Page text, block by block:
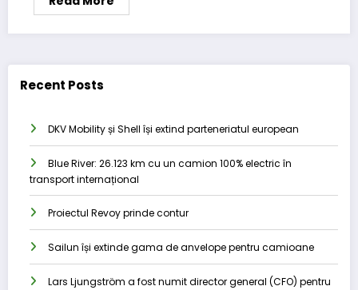
Recent Posts
DKV Mobility și Shell își extind parteneriatul european
Blue River: 26.123 km cu un camion 100% electric în
transport internațional
Proiectul Revoy prinde contur
Sailun își extinde gama de anvelope pentru camioane
Lars Ljungström a fost numit director general (CFO) pentru